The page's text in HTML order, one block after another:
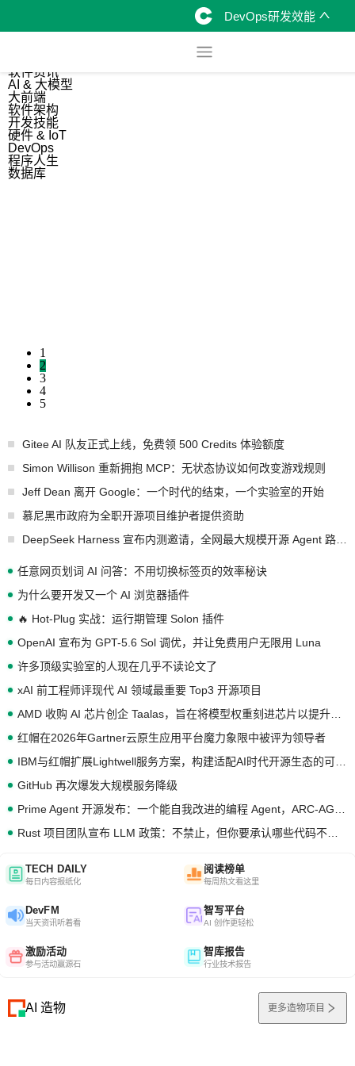
DevOps研发效能
软件资讯
AI & 大模型
大前端
软件架构
开发技能
硬件 & IoT
DevOps
程序人生
数据库
1
2
3
4
5
Gitee AI 队友正式上线，免费领 500 Credits 体验额度
Simon Willison 重新拥抱 MCP：无状态协议如何改变游戏规则
Jeff Dean 离开 Google：一个时代的结束，一个实验室的开始
慕尼黑市政府为全职开源项目维护者提供资助
任意网页划词 AI 问答：不用切换标签页的效率秘诀
为什么要开发又一个 AI 浏览器插件
🔥 Hot-Plug 实战：运行期管理 Solon 插件
OpenAI 宣布为 GPT-5.6 Sol 调优，并让免费用户无限用 Luna
许多顶级实验室的人现在几乎不读论文了
xAI 前工程师评现代 AI 领域最重要 Top3 开源项目
红帽在2026年Gartner云原生应用平台魔力象限中被评为领导者
GitHub 再次爆发大规模服务降级
TECH DAILY
每日内容报纸化
阅读榜单
每周热文看这里
DevFM
当天资讯听着看
智写平台
AI 创作更轻松
激励活动
参与活动赢源石
智库报告
行业技术报告
AI 造物 更多造物项目